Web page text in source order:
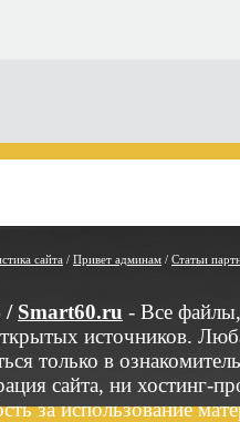
сайта / Привет админам / Статьи
/ Smart60.ru - Все
источников.
только в
сайта, ни хостинг-
за использование